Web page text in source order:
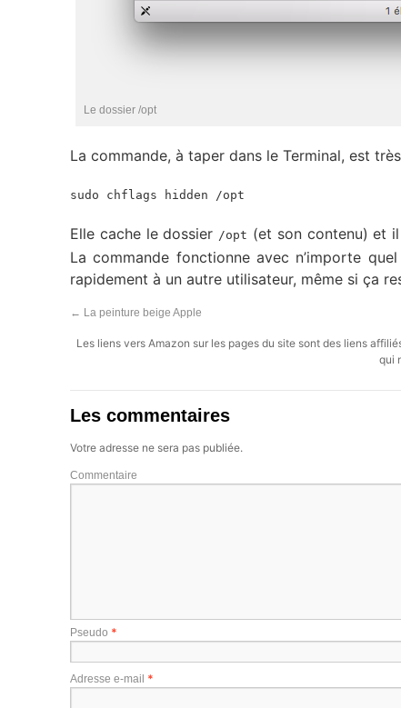
Le dossier /opt
La commande, à taper dans le Terminal, est
sudo chflags hidden /opt
Elle cache le dossier /opt (et son contenu) et
La commande fonctionne avec n’importe
rapidement à un autre utilisateur, même si ça
← La peinture beige Apple
Les liens vers Amazon sur les pages du site sont des liens
qui
Les commentaires
Votre adresse ne sera pas publiée.
Commentaire
Pseudo *
Adresse e-mail *